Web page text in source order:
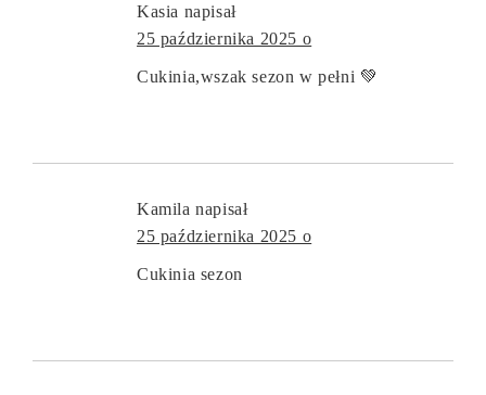
Kasia napisał
25 października 2025 o
Cukinia,wszak sezon w pełni 💚
Kamila napisał
25 października 2025 o
Cukinia sezon